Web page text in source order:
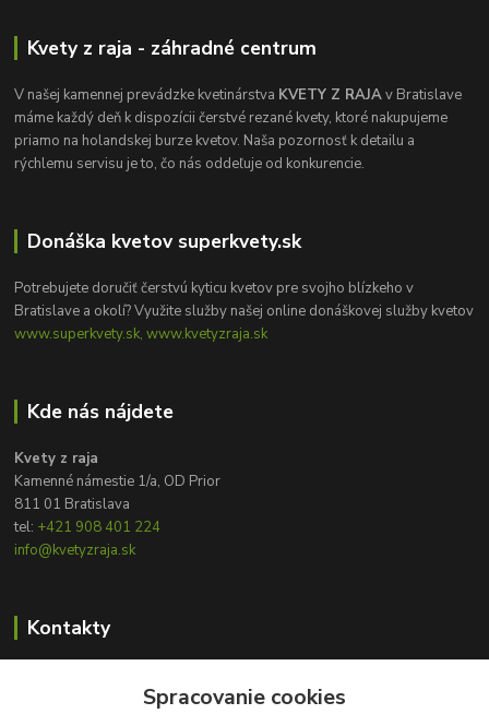
Kvety z raja - záhradné centrum
V našej kamennej prevádzke kvetinárstva KVETY Z RAJAv Bratislave
máme každý deň k dispozícii čerstvé rezané kvety, ktoré nakupujeme
priamo na holandskej burze kvetov. Naša pozornosť k detailu a
rýchlemu servisu je to, čo nás oddeľuje od konkurencie.
Donáška kvetov superkvety.sk
Potrebujete doručiť čerstvú kyticu kvetov pre svojho blízkeho v
Bratislave a okolí? Využite služby našej online donáškovej služby kvetov
www.superkvety.sk, www.kvetyzraja.sk
Kde nás nájdete
Kvety z raja
Kamenné námestie 1/a, OD Prior
811 01 Bratislava
tel: +421 908 401 224
info@kvetyzraja.sk
Kontakty
+421 908 401 224
Spracovanie cookies